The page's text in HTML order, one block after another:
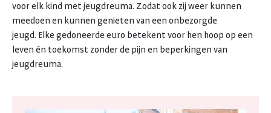
voor elk kind met jeugdreuma. Zodat ook zij weer kunnen
meedoen en kunnen genieten van een onbezorgde
jeugd. Elke gedoneerde euro betekent voor hen hoop op een
leven én toekomst zonder de pijn en beperkingen van
jeugdreuma.